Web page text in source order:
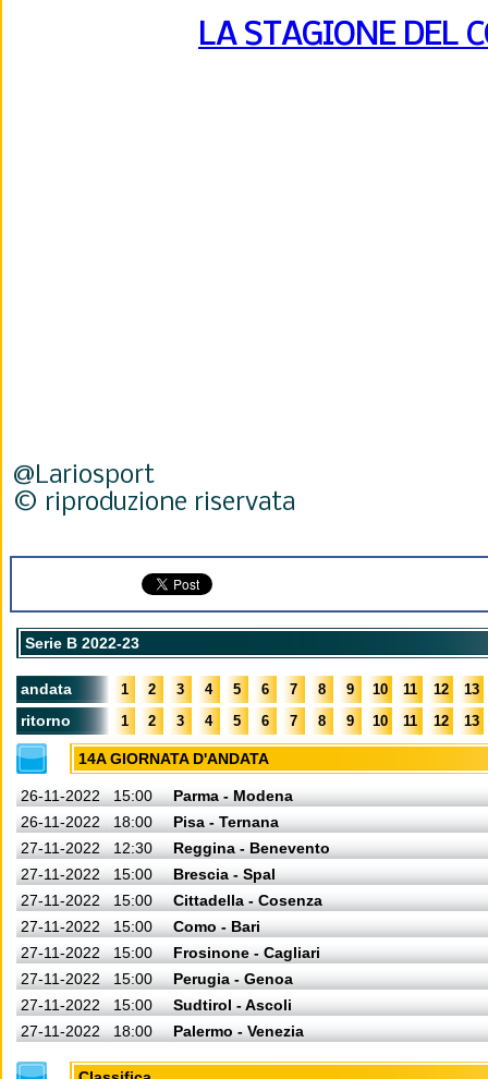
LA STAGIONE DEL
@Lariosport
© riproduzione riservata
Serie B 2022-23
andata 1 2 3 4 5 6 7 8 9 10 11 12 13
ritorno 1 2 3 4 5 6 7 8 9 10 11 12 13
14A GIORNATA D'ANDATA
26-11-2022 15:00
Parma - Modena
26-11-2022
18:00
Pisa - Ternana
27-11-2022
12:30
Reggina - Benevento
27-11-2022
15:00
Brescia - Spal
27-11-2022
15:00
Cittadella - Cosenza
27-11-2022
15:00
Como - Bari
27-11-2022
15:00
Frosinone - Cagliari
27-11-2022
15:00
Perugia - Genoa
27-11-2022
15:00
Sudtirol - Ascoli
27-11-2022
18:00 Palermo - Venezia